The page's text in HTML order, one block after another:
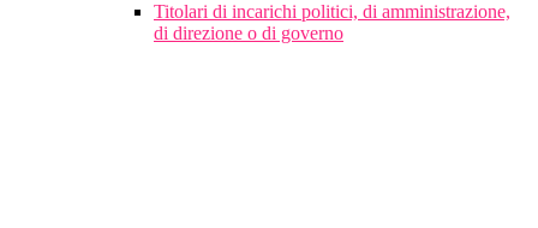
Titolari di incarichi politici, di amministrazione,
di direzione o di governo